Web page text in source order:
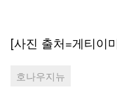
[사진 출처=게티이
호나우지뉴